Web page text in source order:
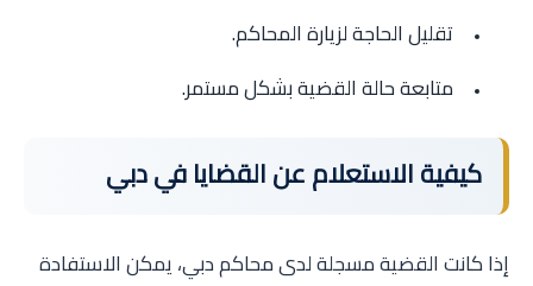
تقليل الحاجة لزيارة المحاكم.
متابعة حالة القضية بشكل مستمر.
كيفية الاستعلام عن القضايا في دبي
إذا كانت القضية مسجلة لدى محاكم دبي، يمكن الاستفادة